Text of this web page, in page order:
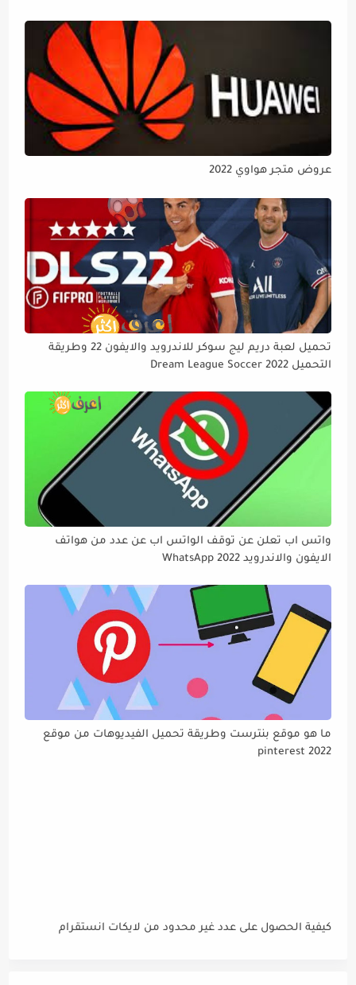
عروض متجر هواوي 2022
تحميل لعبة دريم ليج سوكر للاندرويد والايفون 22 وطريقة
التحميل Dream League Soccer 2022
واتس اب تعلن عن توقف الواتس اب عن عدد من هواتف
الايفون والاندرويد WhatsApp 2022
ما هو موقع بنترست وطريقة تحميل الفيديوهات من موقع
pinterest 2022
كيفية الحصول على عدد غير محدود من لايكات انستقرام